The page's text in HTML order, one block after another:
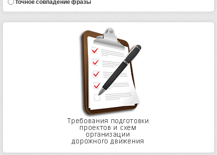
Точное совпадение фразы